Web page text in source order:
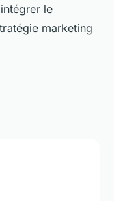
le
marketing